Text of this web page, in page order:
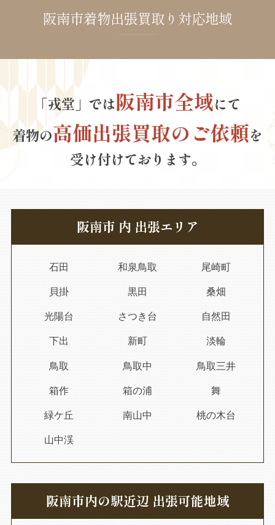
阪南市着物出張買取り対応地域
「戎堂」では阪南市全域にて
着物の高価出張買取のご依頼を
受け付けております。
阪南市 内 出張エリア
石田 和泉鳥取 尾崎町
貝掛 黒田 桑畑
光陽台 さつき台 自然田
下出 新町 淡輪
鳥取 鳥取中 鳥取三井
箱作 箱の浦 舞
緑ケ丘 南山中 桃の木台
山中渓
阪南市内の駅近辺 出張可能地域